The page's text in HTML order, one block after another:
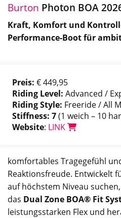
Burton Photon BOA
Kraft, Komfort und
Performance-Boot für
Preis: € 449,95
Riding Level: Advanced /
Riding Style: Freeride / All
Stiffness: 7(1 weich – 10
Website: LINK
komfortables Tragegefühl
Reaktionsfreude. Entwickelt
auf höchstem Niveau
das Dual Zone BOA® Fit
leistungsstarken Flex und